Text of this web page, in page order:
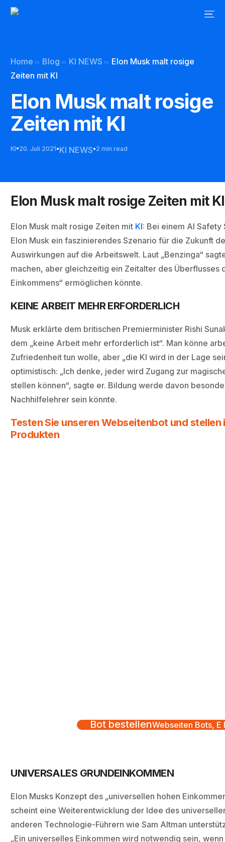
Home Blog KI NEWS
Elon Musk malt rosige
Zeiten mit KI
Elon Musk malt rosige
Zeiten mit KI
KI 20. Juli 2021 KI NEWS 2 min read
Elon Musk malt rosige Zeiten mit KI
Elon Musk malt rosige Zeiten mit KI: Bei einem AI
Elon Musk ein faszinierendes Szenario für die Zukunft
Auswirkungen auf die Arbeitswelt. Laut „Benzinga“
machen, aber gleichzeitig ein Zeitalter des Überflusses
Einkommens“ ermöglichen könnte.
KEINE ARBEIT MEHR ERFORDERLICH
Musk erklärte dem britischen Premierminister Rishi
dem „keine Arbeit mehr erforderlich ist“. Man könne
Zufriedenheit tun wolle, aber „die KI wird in der Lage
optimistisch: „Ich denke, jeder wird Zugang zur
stellen können“, sagte er. Bildung werde davon
Nachhilfelehrer sein könnte.
Testen Sie unseren Webseitenbot und stellen
Produkten
Bot bestellenWebseiten Bots, E
UNIVERSALES GRUNDEINKOMMEN
Elon Musks Konzept des „universellen hohen
scheint eine Weiterentwicklung der Idee des
anderen Technologie-Führern wie Sam Altman
„Ein universelles Einkommen wird notwendig sein,